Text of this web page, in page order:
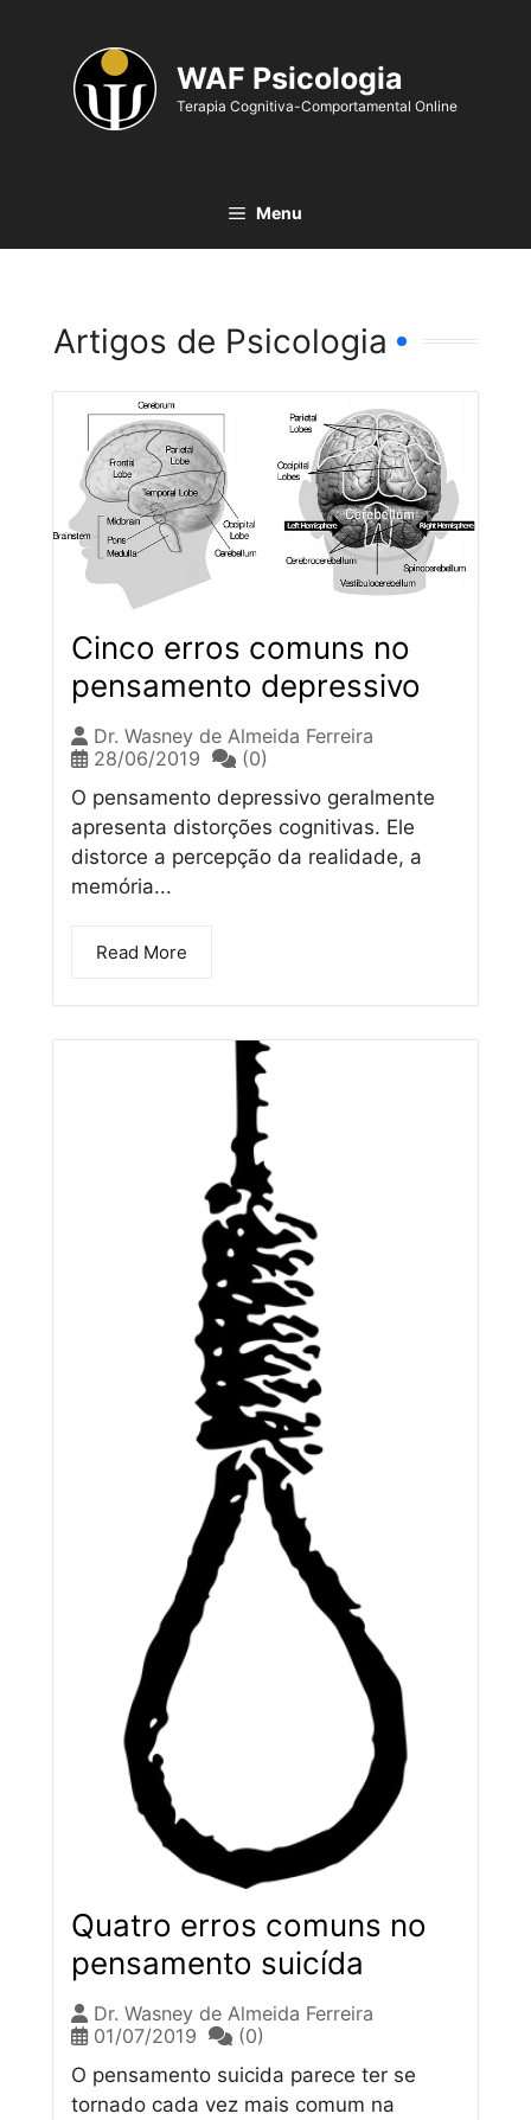
WAF Psicologia
Terapia Cognitiva-Comportamental Online
Menu
Artigos de Psicologia
Cinco erros comuns no
pensamento depressivo
Dr. Wasney de Almeida Ferreira
28/06/2019
(0)
O pensamento depressivo geralmente
apresenta distorções cognitivas. Ele
distorce a percepção da realidade, a
memória...
Read More
Quatro erros comuns no
pensamento suicída
Dr. Wasney de Almeida Ferreira
01/07/2019
(0)
O pensamento suicida parece ter se
tornado cada vez mais comum na